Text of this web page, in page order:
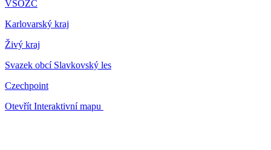
VSOZČ
Karlovarský kraj
Živý kraj
Svazek obcí Slavkovský les
Czechpoint
Otevřít Interaktivní mapu